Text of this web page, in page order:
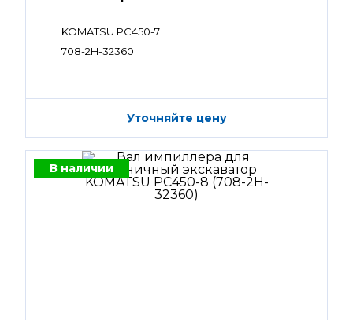
KOMATSU PC450-7
708-2H-32360
Уточняйте цену
В наличии